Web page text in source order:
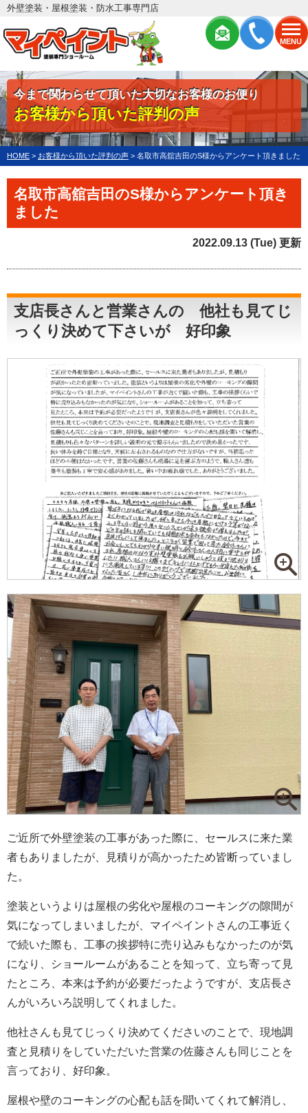
MENU
外壁塗装・屋根塗装・防水工事専門店
今まで関わらせて頂いた大切なお客様のお便り
お客様から頂いた評判の声
HOME > お客様から頂いた評判の声 > 名取市高舘吉田のS様からアンケート頂きました
名取市高舘吉田のS様からアンケート頂き
ました
2022.09.13 (Tue) 更新
支店長さんと営業さんの 他社も見てじ
っくり決めて下さいが 好印象
ご近所で外壁塗装の工事があった際に、セールスに来た業
者もありましたが、見積りが高かったため皆断っていまし
た。
塗装というよりは屋根の劣化や屋根のコーキングの隙間が
気になってしまいましたが、マイペイントさんの工事近く
で続いた際も、工事の挨拶特に売り込みもなかったのが気
になり、ショールームがあることを知って、立ち寄って見
たところ、本来は予約が必要だったようですが、支店長さ
んがいろいろ説明してくれました。
他社さんも見てじっくり決めてくださいのことで、現地調
査と見積りをしていただいた営業の佐藤さんも同じことを
言っており、好印象。
屋根や壁のコーキングの心配も話を聞いてくれて解消し、